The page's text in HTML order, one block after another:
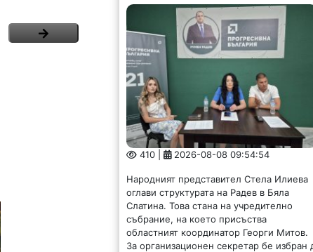
410 | 2026-08-08 09:54:54
Народният представител Стела Илиева
оглави структурата на Радев в Бяла
Слатина. Това стана на учредително
събрание, на което присъства
областният координатор Георги Митов.
За организационен секретар бе избран